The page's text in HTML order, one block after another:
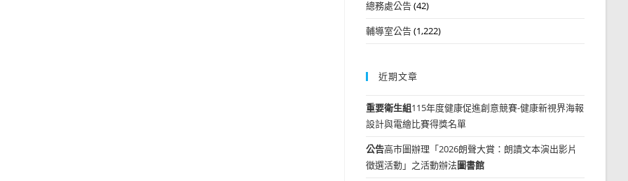
總務處公告(42)
輔導室公告(1,222)
近期文章
重要衛生組115年度健康促進創意競賽-健康新視界海報
設計與電繪比賽得獎名單
公告高市圖辦理「2026朗聲大賞：朗讀文本演出影片
徵選活動」之活動辦法圖書館